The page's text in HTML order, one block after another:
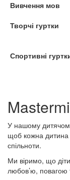
Вивчення мов
Творчі гуртки
Спортивні
У нашому
щоб кожна дитина
спільноти.
Ми віримо, що
любов’ю, повагою